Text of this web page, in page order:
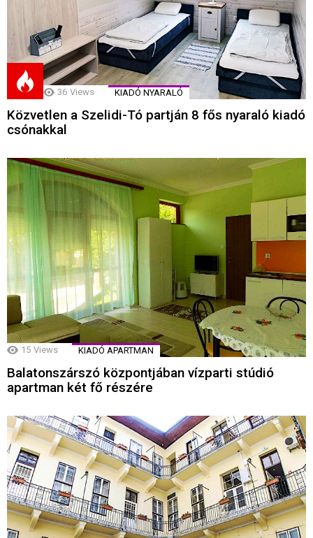
36 Views KIADÓ NYARALÓ
Közvetlen a Szelidi-Tó partján 8 fős nyaraló kiadó
csónakkal
15 Views KIADÓ APARTMAN
Balatonszárszó központjában vízparti stúdió
apartman két fő részére